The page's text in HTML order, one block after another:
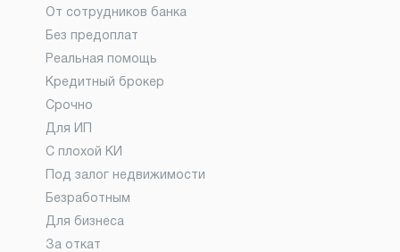
От сотрудников банка
Без предоплат
Реальная помощь
Кредитный брокер
Срочно
Для ИП
С плохой КИ
Под залог недвижимости
Безработным
Для бизнеса
За откат